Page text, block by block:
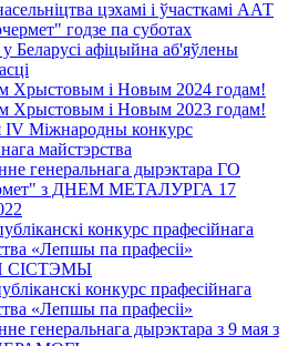
цэхамі і ўчасткамі ААТ
годзе па суботах
Беларусі афіцыйна аб'яўлены
Хрыстовым і Новым 2024 годам!
Хрыстовым і Новым 2023 годам!
IV Міжнародны конкурс
майстэрства
генеральнага дырэктара ГО
з ДНЕМ МЕТАЛУРГА 17
конкурс прафесійнага
«Лепшы па прафесіі»
СІСТЭМЫ
конкурс прафесійнага
«Лепшы па прафесіі»
генеральнага дырэктара з 9 мая з